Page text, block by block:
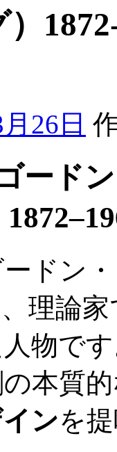
26日
ード
ドン
理論
物で
本質
ンを